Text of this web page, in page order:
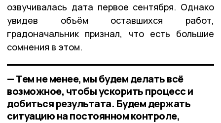
озвучивалась дата первое сентября. Однако
увидев объём оставшихся работ,
градоначальник признал, что есть большие
сомнения в этом.
— Тем не менее, мы будем делать всё
возможное, чтобы ускорить процесс и
добиться результата. Будем держать
ситуацию на постоянном контроле,